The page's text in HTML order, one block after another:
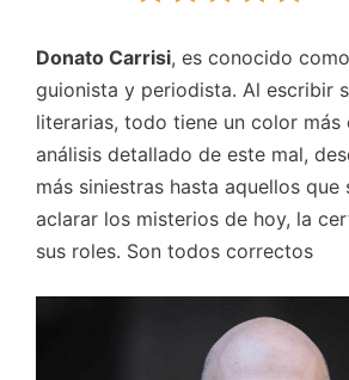
Donato Carrisi, es conocido
guionista y periodista. Al escribir
literarias, todo tiene un color más
análisis detallado de este mal,
más siniestras hasta aquellos que
aclarar los misterios de hoy, la
sus roles. Son todos correctos